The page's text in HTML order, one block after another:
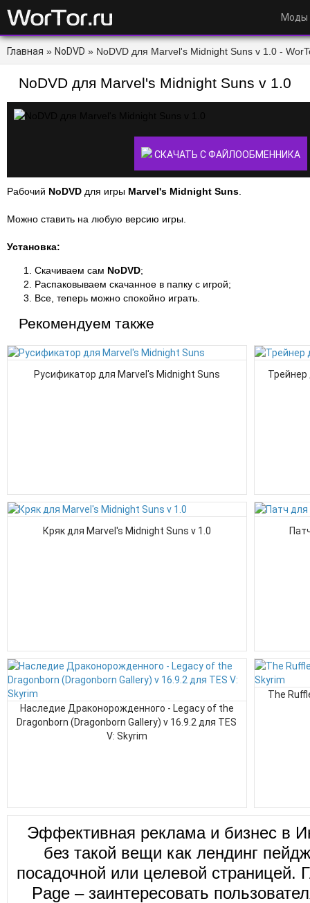
Моды
Главная » NoDVD » NoDVD для Marvel's Midnight Suns v 1.0 -
NoDVD для Marvel's Midnight Suns v 1.0
СКАЧАТЬ С ФАЙЛООБМЕННИКА
Рабочий NoDVD для игры Marvel's Midnight Suns
Можно ставить на любую версию игры.
Установка:
Скачиваем сам NoDVD;
Распаковываем скачанное в папку с игрой;
Все, теперь можно спокойно играть.
Рекомендуем также
Русификатор для Marvel's Midnight Suns Трейнер
Кряк для Marvel's Midnight Suns v 1.0
Наследие Драконорожденного - Legacy of the
Dragonborn (Dragonborn Gallery) v 16.9.2 для TES
V: Skyrim
The
Эффективная реклама и бизнес в
без такой вещи как лендинг
посадочной или целевой страницей.
Page – заинтересовать